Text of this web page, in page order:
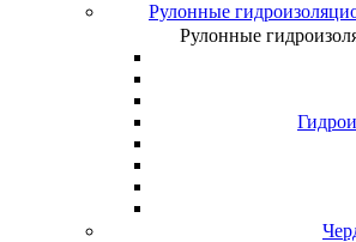
Рулонные
Рулонные